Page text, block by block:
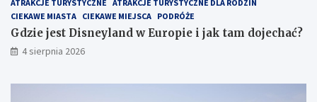
ATRAKCJE TURYSTYCZNE ATRAKCJE TURYSTYCZNE DLA RODZIN
CIEKAWE MIASTA CIEKAWE MIEJSCA PODRÓŻE
Gdzie jest Disneyland w Europie i jak tam dojechać?
4 sierpnia 2026